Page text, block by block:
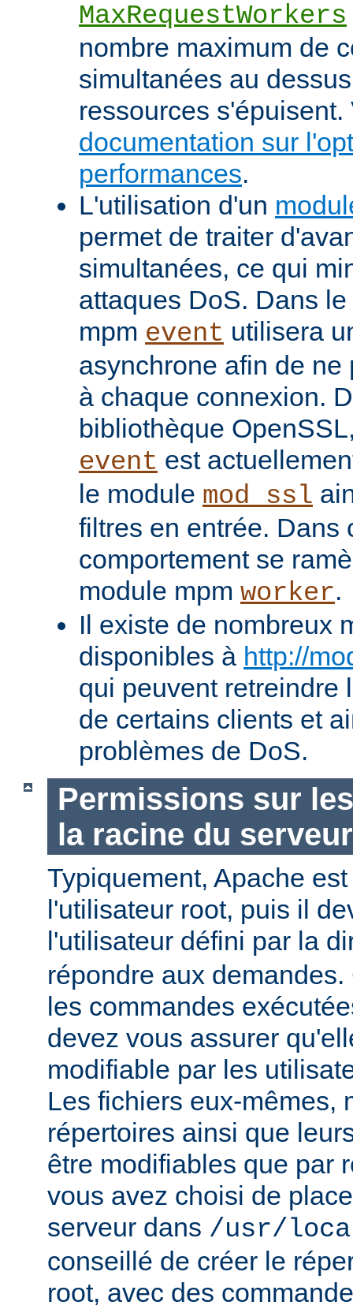
MaxRequestWorkers
nombre maximum de
simultanées au
ressources s'épuisent.
documentation sur
performances.
L'utilisation d'un
permet de traiter
simultanées, ce qui
attaques DoS. Dans
mpm event utilisera
asynchrone afin de
à chaque connexion.
bibliothèque
event est
le module mod_ssl
filtres en entrée. Dans
comportement se
module mpm worker.
Il existe de nombreux
disponibles à http://
qui peuvent retreindre
de certains clients et
problèmes de DoS.
Permissions sur
la racine du serveur
Typiquement, Apache
l'utilisateur root, puis il
l'utilisateur défini par la
répondre aux
les commandes
devez vous assurer
modifiable par les
Les fichiers eux-mêmes,
répertoires ainsi que
être modifiables que par
vous avez choisi de
serveur dans /usr/
conseillé de créer le
root, avec des